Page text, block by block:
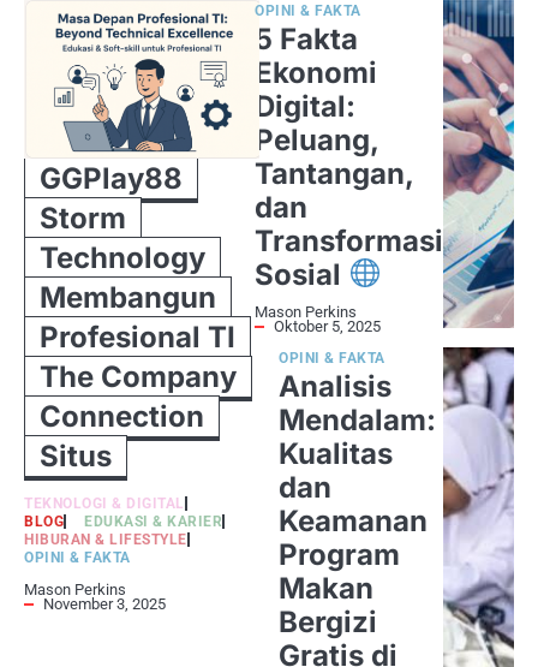
GGPlay88
Storm
Technology
Membangun
Profesional TI
The Company
Connection
Situs
TEKNOLOGI & DIGITAL
BLOG
EDUKASI & KARIER
HIBURAN & LIFESTYLE
OPINI & FAKTA
Mason Perkins
November 3, 2025
5 Fakta
Ekonomi
Digital:
Peluang,
Tantangan,
dan
Transformasi
Sosial
OPINI & FAKTA
Mason Perkins
Oktober 5, 2025
Analisis
Mendalam:
Kualitas
dan
Keamanan
Program
Makan
Bergizi
Gratis di
OPINI & FAKTA